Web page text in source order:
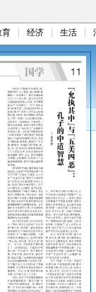
育 经济 生活